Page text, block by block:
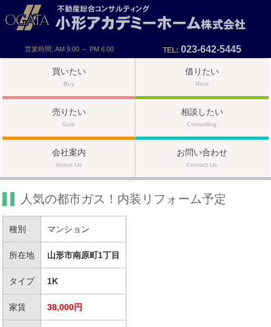
TEL: 023-642-5445
営業時間: AM 9:00 ～ PM 6:00
買いたい
Buy
借りたい
Rent
売りたい
Sale
相談したい
Consulting
会社案内
About Us
お問い合わせ
Contact Us
人気の都市ガス！内装リフォーム予定
種別
所在地
タイプ
家賃
マンション
山形市南原町1丁目
1K
38,000円